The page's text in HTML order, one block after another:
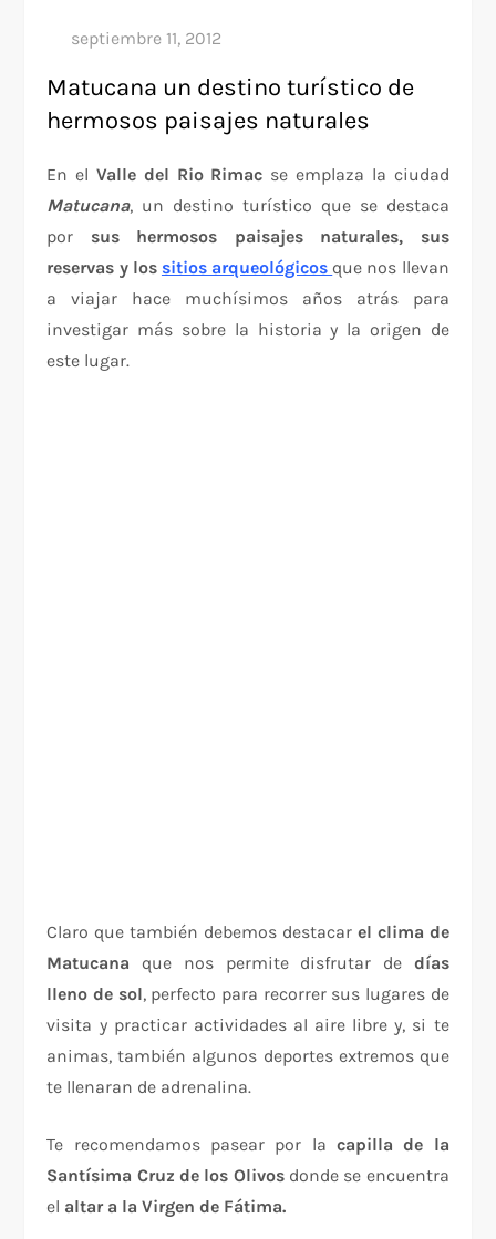
Matucana un destino turístico de
hermosos paisajes naturales
En elValle del Rio Rimac se emplaza la ciudad
Matucana, un destino turístico que se destaca
por sus hermosos paisajes naturales, sus
reservas y los sitios arqueológicosque nos llevan
a viajar hace muchísimos años atrás para
investigar más sobre la historia y la origen de
este lugar.
Claro que también debemos destacar el clima de
Matucana que nos permite disfrutar de días
lleno de sol, perfecto para recorrer sus lugares de
visita y practicar actividades al aire libre y, si te
animas, también algunos deportes extremos que
te llenaran de adrenalina.
Te recomendamos pasear por la capilla de la
Santísima Cruz de los Olivosdonde se encuentra
el altar a la Virgen de Fátima.